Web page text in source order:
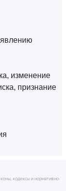
изменение
признание
кодексы и нормативно-